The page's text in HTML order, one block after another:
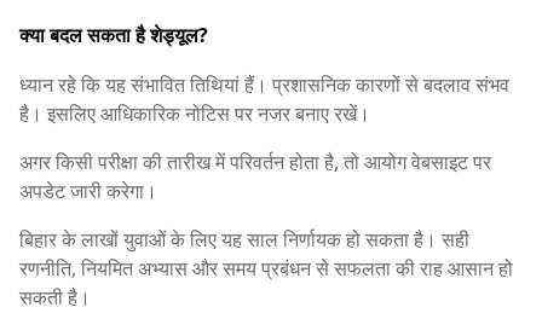
क्या बदल सकता है शेड्यूल?
ध्यान रहे कि यह संभावित तिथियां हैं। प्रशासनिक कारणों से बदलाव संभव
है। इसलिए आधिकारिक नोटिस पर नजर बनाए रखें।
अगर किसी परीक्षा की तारीख में परिवर्तन होता है, तो आयोग वेबसाइट पर
अपडेट जारी करेगा।
बिहार के लाखों युवाओं के लिए यह साल निर्णायक हो सकता है। सही
रणनीति, नियमित अभ्यास और समय प्रबंधन से सफलता की राह आसान हो
सकती है।